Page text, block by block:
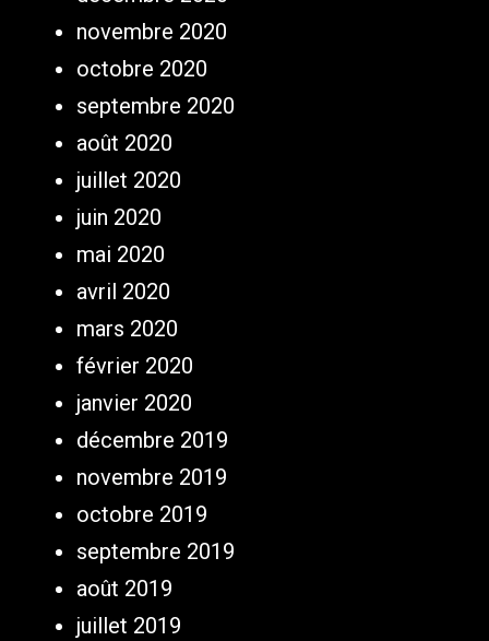
novembre 2020
octobre 2020
septembre 2020
août 2020
juillet 2020
juin 2020
mai 2020
avril 2020
mars 2020
février 2020
janvier 2020
décembre 2019
novembre 2019
octobre 2019
septembre 2019
août 2019
juillet 2019